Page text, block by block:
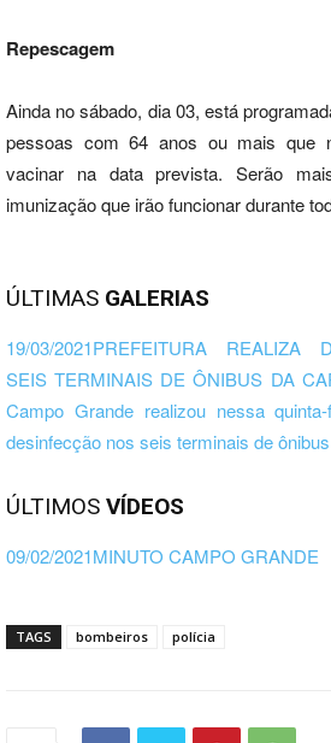
Repescagem
Ainda no sábado, dia 03, está
pessoas com 64 anos ou mais que
vacinar na data prevista. Serão
imunização que irão funcionar durante
ÚLTIMAS GALERIAS
19/03/2021PREFEITURA REALIZA
SEIS TERMINAIS DE ÔNIBUS DA
Campo Grande realizou nessa
desinfecção nos seis terminais de
ÚLTIMOS VÍDEOS
09/02/2021MINUTO CAMPO GRANDE
TAGS bombeiros polícia